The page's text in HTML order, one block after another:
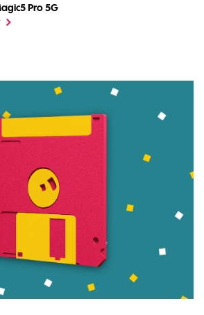
Pro 5G
astuces en vidéo pour votre téléphone
téléphone sélectionné